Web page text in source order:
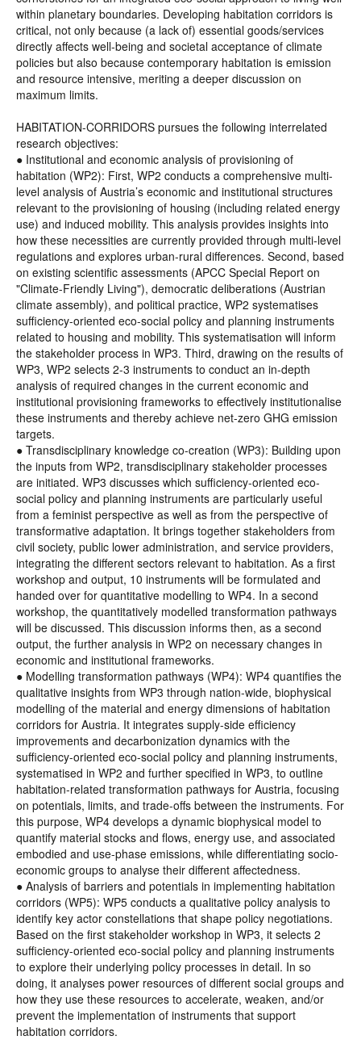
within planetary boundaries. Developing habitation corridors is
critical, not only because (a lack of) essential goods/services
directly affects well-being and societal acceptance of climate
policies but also because contemporary habitation is emission
and resource intensive, meriting a deeper discussion on
maximum limits.
HABITATION-CORRIDORS pursues the following interrelated
research objectives:
● Institutional and economic analysis of provisioning of
habitation (WP2): First, WP2 conducts a comprehensive multi-
level analysis of Austria’s economic and institutional structures
relevant to the provisioning of housing (including related energy
use) and induced mobility. This analysis provides insights into
how these necessities are currently provided through multi-level
regulations and explores urban-rural differences. Second, based
on existing scientific assessments (APCC Special Report on
"Climate-Friendly Living"), democratic deliberations (Austrian
climate assembly), and political practice, WP2 systematises
sufficiency-oriented eco-social policy and planning instruments
related to housing and mobility. This systematisation will inform
the stakeholder process in WP3. Third, drawing on the results of
WP3, WP2 selects 2-3 instruments to conduct an in-depth
analysis of required changes in the current economic and
institutional provisioning frameworks to effectively institutionalise
these instruments and thereby achieve net-zero GHG emission
targets.
● Transdisciplinary knowledge co-creation (WP3): Building upon
the inputs from WP2, transdisciplinary stakeholder processes
are initiated. WP3 discusses which sufficiency-oriented eco-
social policy and planning instruments are particularly useful
from a feminist perspective as well as from the perspective of
transformative adaptation. It brings together stakeholders from
civil society, public lower administration, and service providers,
integrating the different sectors relevant to habitation. As a first
workshop and output, 10 instruments will be formulated and
handed over for quantitative modelling to WP4. In a second
workshop, the quantitatively modelled transformation pathways
will be discussed. This discussion informs then, as a second
output, the further analysis in WP2 on necessary changes in
economic and institutional frameworks.
● Modelling transformation pathways (WP4): WP4 quantifies the
qualitative insights from WP3 through nation-wide, biophysical
modelling of the material and energy dimensions of habitation
corridors for Austria. It integrates supply-side efficiency
improvements and decarbonization dynamics with the
sufficiency-oriented eco-social policy and planning instruments,
systematised in WP2 and further specified in WP3, to outline
habitation-related transformation pathways for Austria, focusing
on potentials, limits, and trade-offs between the instruments. For
this purpose, WP4 develops a dynamic biophysical model to
quantify material stocks and flows, energy use, and associated
embodied and use-phase emissions, while differentiating socio-
economic groups to analyse their different affectedness.
● Analysis of barriers and potentials in implementing habitation
corridors (WP5): WP5 conducts a qualitative policy analysis to
identify key actor constellations that shape policy negotiations.
Based on the first stakeholder workshop in WP3, it selects 2
sufficiency-oriented eco-social policy and planning instruments
to explore their underlying policy processes in detail. In so
doing, it analyses power resources of different social groups and
how they use these resources to accelerate, weaken, and/or
prevent the implementation of instruments that support
habitation corridors.